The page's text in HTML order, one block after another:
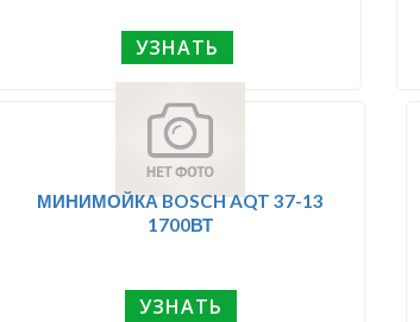
УЗНАТЬ
МИНИМОЙКА BOSCH AQT 37-13
1700ВТ
УЗНАТЬ